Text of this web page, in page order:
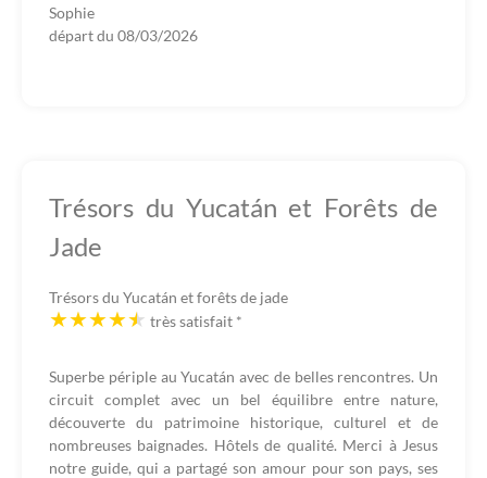
Sophie
départ du 08/03/2026
Trésors du Yucatán et Forêts de
Jade
Trésors du Yucatán et forêts de jade
très satisfait *
Superbe périple au Yucatán avec de belles rencontres. Un
circuit complet avec un bel équilibre entre nature,
découverte du patrimoine historique, culturel et de
nombreuses baignades. Hôtels de qualité. Merci à Jesus
notre guide, qui a partagé son amour pour son pays, ses